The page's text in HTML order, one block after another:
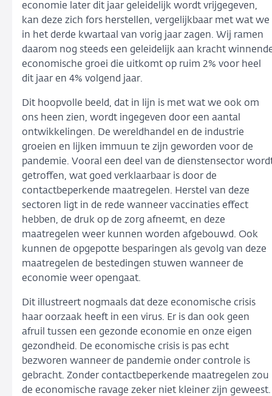
economie later dit jaar geleidelijk wordt vrijgegeven,
kan deze zich fors herstellen, vergelijkbaar met wat we
in het derde kwartaal van vorig jaar zagen. Wij ramen
daarom nog steeds een geleidelijk aan kracht
economische groei die uitkomt op ruim 2% voor heel
dit jaar en 4% volgend jaar.
Dit hoopvolle beeld, dat in lijn is met wat we ook om
ons heen zien, wordt ingegeven door een aantal
ontwikkelingen. De wereldhandel en de industrie
groeien en lijken immuun te zijn geworden voor de
pandemie. Vooral een deel van de dienstensector
getroffen, wat goed verklaarbaar is door de
contactbeperkende maatregelen. Herstel van deze
sectoren ligt in de rede wanneer vaccinaties effect
hebben, de druk op de zorg afneemt, en deze
maatregelen weer kunnen worden afgebouwd. Ook
kunnen de opgepotte besparingen als gevolg van deze
maatregelen de bestedingen stuwen wanneer de
economie weer opengaat.
Dit illustreert nogmaals dat deze economische crisis
haar oorzaak heeft in een virus. Er is dan ook geen
afruil tussen een gezonde economie en onze eigen
gezondheid. De economische crisis is pas echt
bezworen wanneer de pandemie onder controle is
gebracht. Zonder contactbeperkende maatregelen zou
de economische ravage zeker niet kleiner zijn geweest.